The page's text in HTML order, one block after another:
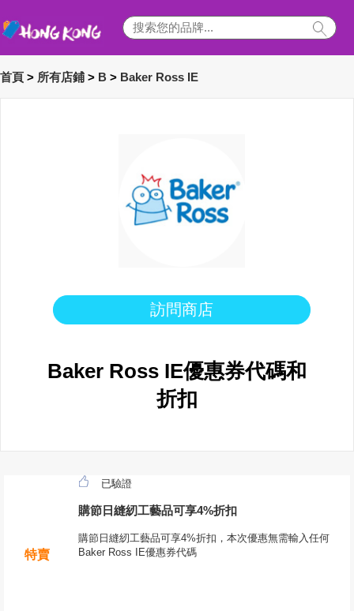
首頁 > 所有店鋪 > B > Baker Ross IE
訪問商店
Baker Ross IE優惠券代碼和
折扣
特賣
已驗證
購節日縫紉工藝品可享4%折扣
購節日縫紉工藝品可享4%折扣，本次優惠無需輸入任何
Baker Ross IE優惠券代碼